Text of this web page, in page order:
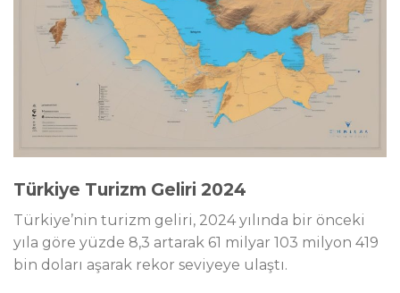
Türkiye Turizm Geliri 2024
Türkiye’nin turizm geliri, 2024 yılında bir önceki
yıla göre yüzde 8,3 artarak 61 milyar 103 milyon 419
bin doları aşarak rekor seviyeye ulaştı.